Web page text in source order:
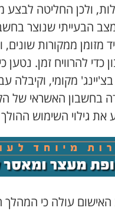
ולכן החליטה
הבעייתי שנוצר
מזומן ממקורות
בחשבון האשראי של
את גילוי השימוש
עולה כי המהלך